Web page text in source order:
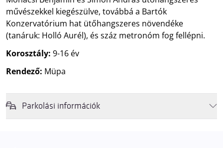
művészekkel kiegészülve, továbbá a Bartók
Konzervatórium hat ütőhangszeres növendéke
(tanáruk: Holló Aurél), és száz metronóm fog fellépni.
Korosztály: 9-16 év
Rendező: Müpa
Parkolási információk